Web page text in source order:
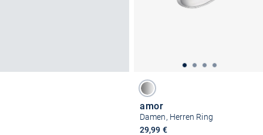
amor
Damen, Herren Ring
29,99 €